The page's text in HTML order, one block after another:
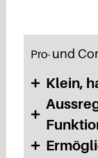
Pro- und
Klein,